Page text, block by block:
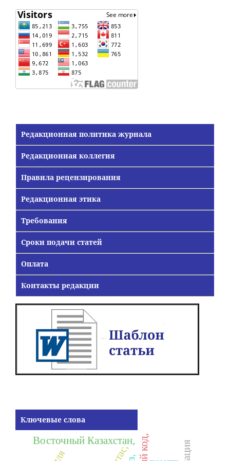
Редакционная политика журнала
Редакционная коллегия
Правила рецензирования
Редакционная этика
Требования
Сроки подачи статей
Оплата
Контакты редакции
Ключевые слова
Восточный Казахстан,